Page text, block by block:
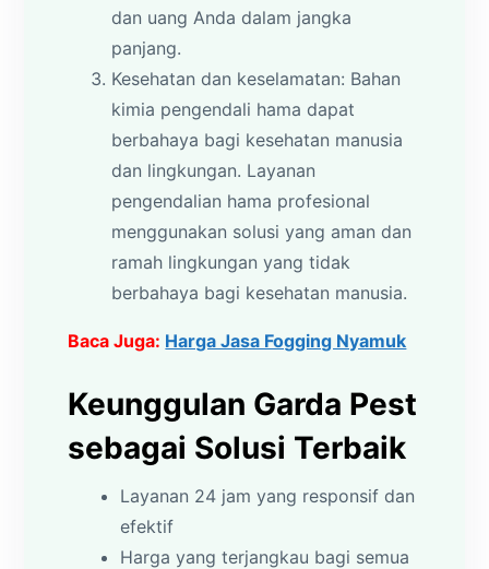
dan uang Anda dalam jangka
panjang.
Kesehatan dan keselamatan: Bahan
kimia pengendali hama dapat
berbahaya bagi kesehatan manusia
dan lingkungan. Layanan
pengendalian hama profesional
menggunakan solusi yang aman dan
ramah lingkungan yang tidak
berbahaya bagi kesehatan manusia.
Baca Juga: Harga Jasa Fogging Nyamuk
Keunggulan Garda Pest
sebagai Solusi Terbaik
Layanan 24 jam yang responsif dan
efektif
Harga yang terjangkau bagi semua